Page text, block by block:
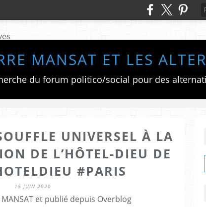
MANSAT ET LES
UNIVERSEL À LA
DE L’HÔTEL-DIEU DE
#PARIS
15 JUIN 2020
et publié depuis Overblog